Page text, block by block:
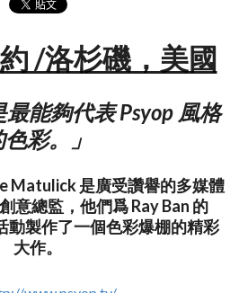
/洛杉磯，美國
最能夠代表 Psyop 風格
色彩。」
Matulick 是廣受讚譽的多媒體
意總監，他們爲 Ray Ban 的
動製作了一個色彩爆棚的精彩
大作。